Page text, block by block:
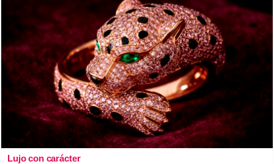
Lujo con carácter